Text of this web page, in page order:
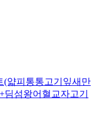
(얇피통통고기잎새만
딤섬왕어혈교자고기